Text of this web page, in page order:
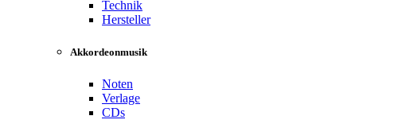
Technik
Hersteller
Akkordeonmusik
Noten
Verlage
CDs